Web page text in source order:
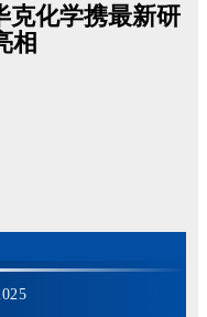
克化学携最新研
相